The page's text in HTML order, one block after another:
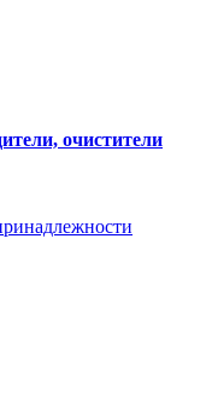
очистители